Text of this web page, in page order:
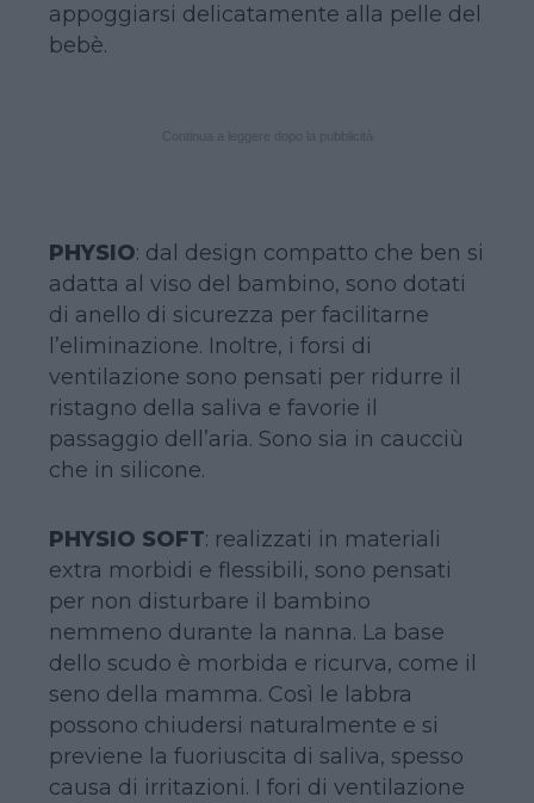
appoggiarsi delicatamente alla pelle del
bebè.
PHYSIO: dal design compatto che ben si
adatta al viso del bambino, sono dotati
di anello di sicurezza per facilitarne
l’eliminazione. Inoltre, i forsi di
ventilazione sono pensati per ridurre il
ristagno della saliva e favorie il
passaggio dell’aria. Sono sia in caucciù
che in silicone.
PHYSIO SOFT: realizzati in materiali
extra morbidi e flessibili, sono pensati
per non disturbare il bambino
nemmeno durante la nanna. La base
dello scudo è morbida e ricurva, come il
seno della mamma. Così le labbra
possono chiudersi naturalmente e si
previene la fuoriuscita di saliva, spesso
causa di irritazioni. I fori di ventilazione